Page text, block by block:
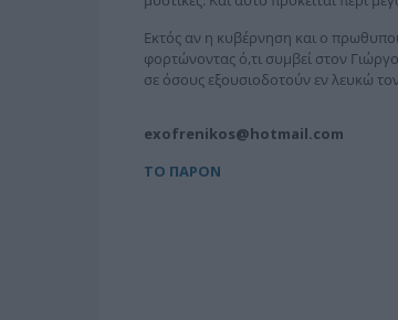
Εκτός αν η κυβέρνηση και ο
φορτώνοντας ό,τι συμβεί στον
σε όσους εξουσιοδοτούν εν λευκώ
exofrenikos@hotmail.com
ΤΟ ΠΑΡΟΝ